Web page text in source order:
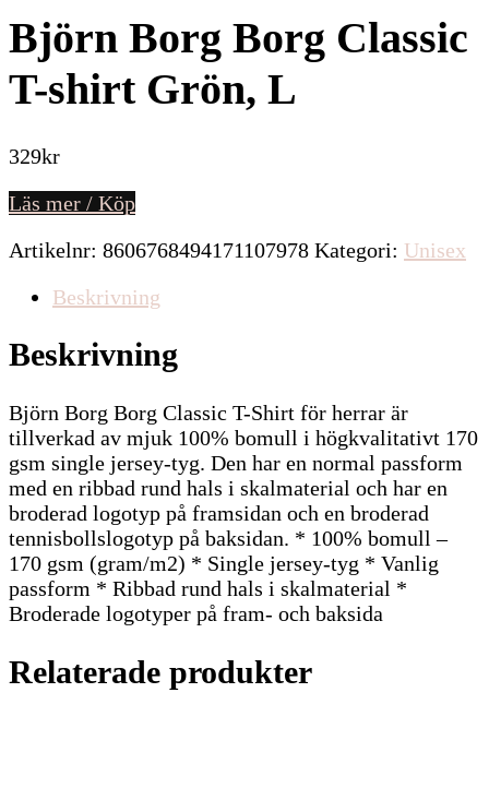
Björn Borg Borg Classic
T-shirt Grön, L
329kr
Läs mer / Köp
Artikelnr: 8606768494171107978 Kategori: Unisex
Beskrivning
Beskrivning
Björn Borg Borg Classic T-Shirt för herrar är
tillverkad av mjuk 100% bomull i högkvalitativt 170
gsm single jersey-tyg. Den har en normal passform
med en ribbad rund hals i skalmaterial och har en
broderad logotyp på framsidan och en broderad
tennisbollslogotyp på baksidan. * 100% bomull –
170 gsm (gram/m2) * Single jersey-tyg * Vanlig
passform * Ribbad rund hals i skalmaterial *
Broderade logotyper på fram- och baksida
Relaterade produkter